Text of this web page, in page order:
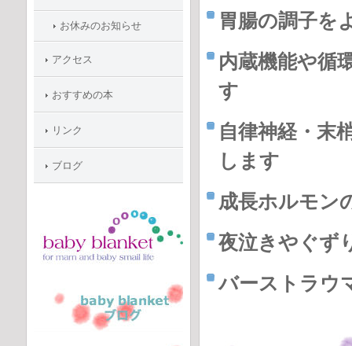
胃腸の調子を
内蔵機能や循
す
自律神経・末
します
成長ホルモン
夜泣きやぐず
バーストラウ
お休みのお知らせ
アクセス
おすすめの本
リンク
ブログ